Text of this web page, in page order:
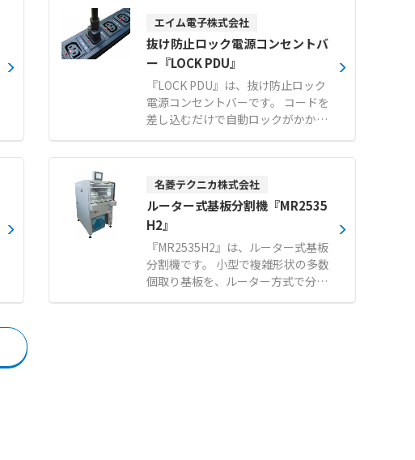
内で回転運動をする容積排除型の機
構を採用しています。 5cm大の固形
物混入液体の移送に対応し、デリケ
ートなつぶ物も低破損率で移送でき
ます。 10万CPの高粘度液も超低速
回転により、移送物を練らずに移送
することが可能です。 可逆運転機能
により清掃時の液回収を効率化でき
るほか、わずか1〜2分で簡単に分解
できるためメンテナンス性にも優れ
ています。 【特徴】 ●5cm大の固
形物混入液体を低破損率で移送可能
●10万CPの高粘度液を超低速回転
で練らずに移送 ●わずか1〜2分で
簡単に分解できる優れたメンテナン
ス性 【用途・事例】 ●餃子、シュ
エイム電子株式会社
抜け防止ロック電源コンセントバ
ー『LOCK PDU』
『LOCK PDU』は、抜け防止ロック
電源コンセントバーです。 コードを
差し込むだけで自動ロックがかかる
独自のブレードロックシステムを搭
載しています。 C14プラグのアース
っかりと固定します。 取り外す際
は、赤いボタンを押しながら引くだ
けで簡単にロックを解除できます。
オプションの赤色や青色のロック電
源ケーブル（C13-C14）と組み合わ
せることで、A系統やB系統の給電
ラインを視覚的に判別可能です。 サ
ーバーラックなどの設置環境に合わ
名菱テクニカ株式会社
ルーター式基板分割機『MR2535
H2』
『MR2535H2』は、ルーター式基板
分割機です。 小型で複雑形状の多数
個取り基板を、ルーター方式で分割
します。 プリント基板を低ストレス